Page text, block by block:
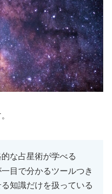
な占星術が学べる
目で分かるツールつき
知識だけを扱っている